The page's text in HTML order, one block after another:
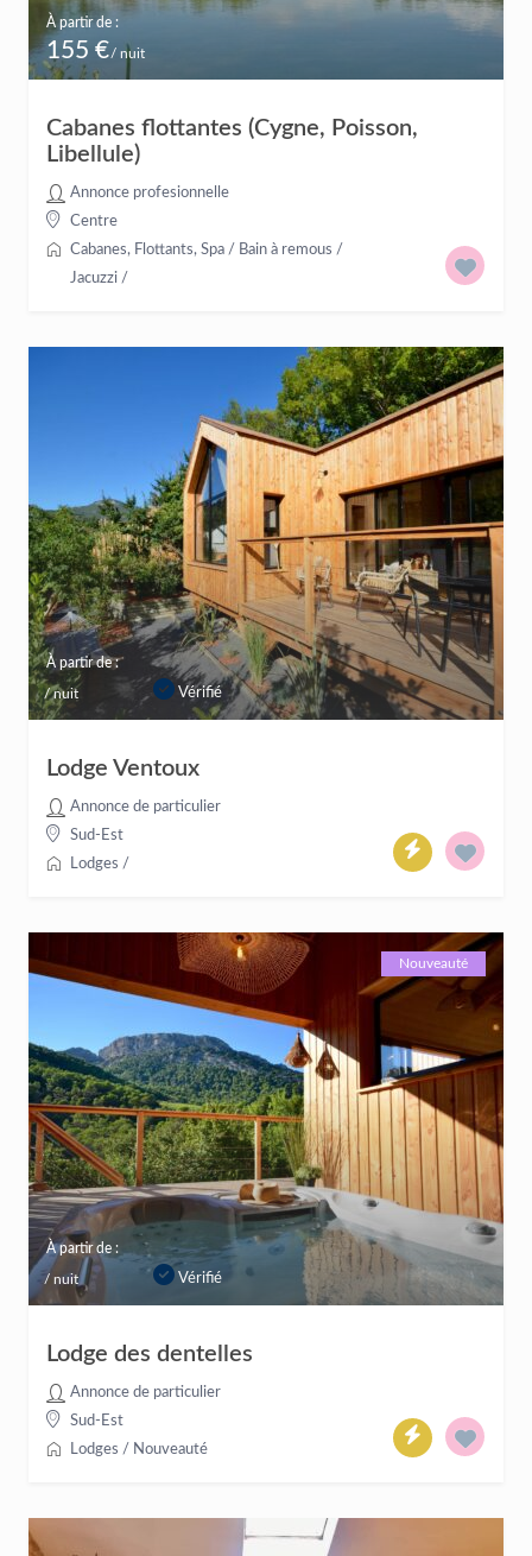
À partir de :
155 €/ nuit
Cabanes flottantes (Cygne, Poisson,
Libellule)
Annonce profesionnelle
Centre
Cabanes, Flottants, Spa / Bain à remous /
Jacuzzi /
À partir de :
/ nuit Vérifié
Lodge Ventoux
Annonce de particulier
Sud-Est
Lodges /
À partir de :
/ nuit
Nouveauté
Vérifié
Lodge des dentelles
Annonce de particulier
Sud-Est
Lodges / Nouveauté